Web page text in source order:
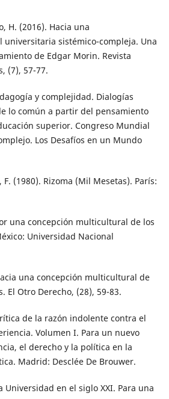
H. (2016). Hacia una
universitaria sistémico-compleja. Una
de Edgar Morin. Revista
(7), 57-77.
y complejidad. Dialogías
lo común a partir del pensamiento
superior. Congreso Mundial
Los Desafíos en un Mundo
(1980). Rizoma (Mil Mesetas). París:
una concepción multicultural de los
Universidad Nacional
una concepción multicultural de
El Otro Derecho, (28), 59-83.
de la razón indolente contra el
Volumen I. Para un nuevo
el derecho y la política en la
Madrid: Desclée De Brouwer.
Universidad en el siglo XXI. Para una